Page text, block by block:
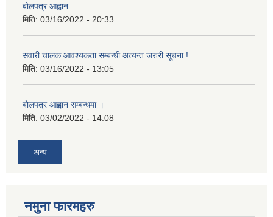
बोलपत्र आह्वान
मिति: 03/16/2022 - 20:33
सवारी चालक आवश्यकता सम्बन्धी अत्यन्त जरुरी सूचना !
मिति: 03/16/2022 - 13:05
बोलपत्र आह्वान सम्बन्धमा ।
मिति: 03/02/2022 - 14:08
अन्य
नमुना फारमहरु